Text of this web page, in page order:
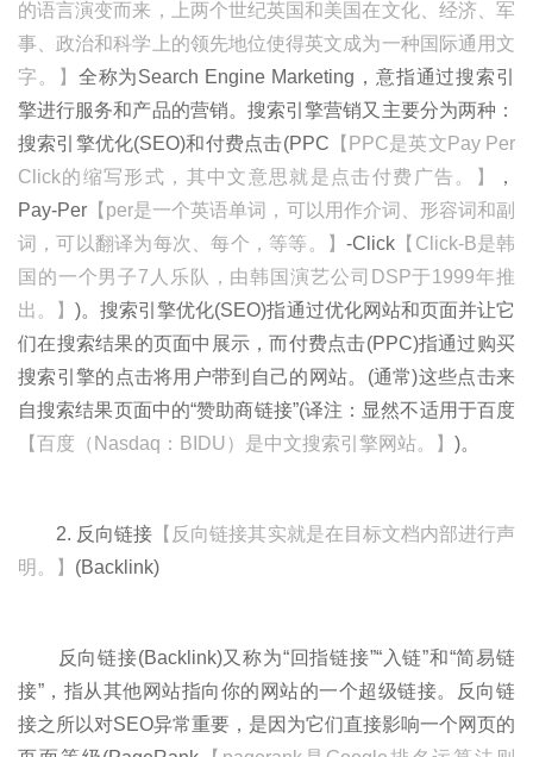
的语言演变而来，上两个世纪英国和美国在文化、经济、军
事、政治和科学上的领先地位使得英文成为一种国际通用文
字。】 全称为Search Engine Marketing，意指通过搜索引
擎进行服务和产品的营销。搜索引擎营销又主要分为两种：
搜索引擎优化(SEO)和付费点击(PPC 【PPC是英文Pay Per
Click的缩写形式，其中文意思就是点击付费广告。】
，
Pay-Per 【per是一个英语单词，可以用作介词、形容词和副
词，可以翻译为每次、每个，等等。】-Click 【Click-B是韩
国的一个男子7人乐队，由韩国演艺公司DSP于1999年推
出。】)。搜索引擎优化(SEO)指通过优化网站和页面并让它
们在搜索结果的页面中展示，而付费点击(PPC)指通过购买
搜索引擎的点击将用户带到自己的网站。(通常)这些点击来
自搜索结果页面中的“赞助商链接”(译注：显然不适用于百度
【百度（Nasdaq：BIDU）是中文搜索引擎网站。】 )。
2. 反向链接 【反向链接其实就是在目标文档内部进行声
明。】 (Backlink)
反向链接(Backlink)又称为“回指链接”“入链”和“简易链
接”，指从其他网站指向你的网站的一个超级链接。反向链
接之所以对SEO异常重要，是因为它们直接影响一个网页的